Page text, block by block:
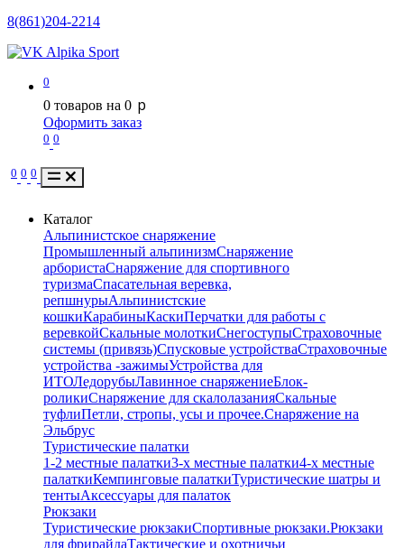
8(861)204-2214
0
0 товаров на 0 p
Оформить заказ
0 0
0 0 0
Каталог
Альпинистское снаряжение
Промышленный альпинизмСнаряжение
арбористаСнаряжение для спортивного
туризмаСпасательная веревка,
репшнурыАльпинистские
кошкиКарабиныКаскиПерчатки для работы с
веревкойСкальные молоткиСнегоступыСтраховочные
системы (привязь)Спусковые устройстваСтраховочные
устройства -зажимыУстройства для
ИТОЛедорубыЛавинное снаряжениеБлок-
роликиСнаряжение для скалолазанияСкальные
туфлиПетли, стропы, усы и прочее.Снаряжение на
Эльбрус
Туристические палатки
1-2 местные палатки3-х местные палатки4-х местные
палаткиКемпинговые палаткиТуристические шатры и
тентыАксессуары для палаток
Рюкзаки
Туристические рюкзакиСпортивные рюкзаки.Рюкзаки
для фрирайдаТактические и охотничьи